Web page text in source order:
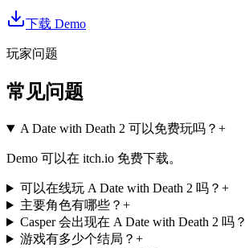
下载 Demo
玩家问题
常见问题
A Date with Death 2 可以免费玩吗？ +
Demo 可以在 itch.io 免费下载。
可以在线玩 A Date with Death 2 吗？ +
主要角色有哪些？ +
Casper 会出现在 A Date with Death 2 吗？
游戏有多少个结局？ +